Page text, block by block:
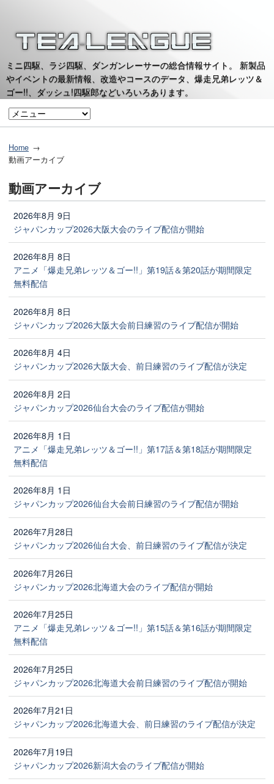
ミニ四駆、ラジ四駆、ダンガンレーサーの総合情報サイト。 新製品
やイベントの最新情報、改造やコースのデータ、爆走兄弟レッツ＆
ゴー!!、ダッシュ!四駆郎などいろいろあります。
Home
動画アーカイブ
動画アーカイブ
2026年8月 9日
ジャパンカップ2026大阪大会のライブ配信が開始
2026年8月 8日
アニメ「爆走兄弟レッツ＆ゴー!!」第19話＆第20話が期間限定
無料配信
2026年8月 8日
ジャパンカップ2026大阪大会前日練習のライブ配信が開始
2026年8月 4日
ジャパンカップ2026大阪大会、前日練習のライブ配信が決定
2026年8月 2日
ジャパンカップ2026仙台大会のライブ配信が開始
2026年8月 1日
アニメ「爆走兄弟レッツ＆ゴー!!」第17話＆第18話が期間限定
無料配信
2026年8月 1日
ジャパンカップ2026仙台大会前日練習のライブ配信が開始
2026年7月28日
ジャパンカップ2026仙台大会、前日練習のライブ配信が決定
2026年7月26日
ジャパンカップ2026北海道大会のライブ配信が開始
2026年7月25日
アニメ「爆走兄弟レッツ＆ゴー!!」第15話＆第16話が期間限定
無料配信
2026年7月25日
ジャパンカップ2026北海道大会前日練習のライブ配信が開始
2026年7月21日
ジャパンカップ2026北海道大会、前日練習のライブ配信が決定
2026年7月19日
ジャパンカップ2026新潟大会のライブ配信が開始